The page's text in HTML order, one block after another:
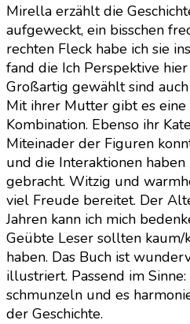
Mirella erzählt die
aufgeweckt, ein bisschen
rechten Fleck habe ich sie
fand die Ich Perspektive
Großartig gewählt sind
Mit ihrer Mutter gibt es
Kombination. Ebenso ihr
Miteinader der Figuren
und die Interaktionen
gebracht. Witzig und
viel Freude bereitet. Der
Jahren kann ich mich
Geübte Leser sollten kaum/
haben. Das Buch ist
illustriert. Passend im
schmunzeln und es
der Geschichte.